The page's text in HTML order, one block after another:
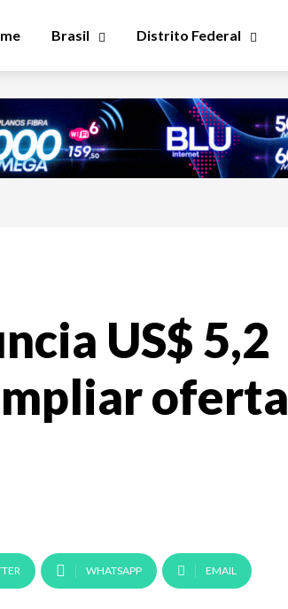
Brasil Distrito Federal
US$ 5,2
oferta
WHATSAPP EMAIL